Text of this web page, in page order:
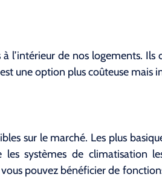
l’intérieur de nos logements.
une option plus coûteuse mais
sur le marché. Les plus
systèmes de climatisation
pouvez bénéficier de